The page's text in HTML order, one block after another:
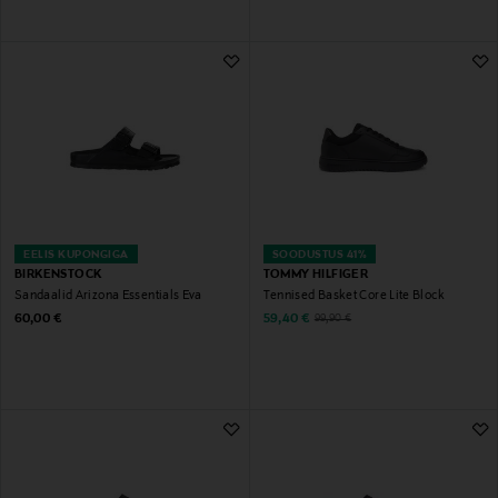
EELIS KUPONGIGA
BIRKENSTOCK
Sandaalid Arizona Essentials Eva
Original Price
60,00 €
SOODUSTUS 41%
TOMMY HILFIGER
Tennised Basket Core Lite Block
Discounted Price
59,40 € Original Price
99,90 €